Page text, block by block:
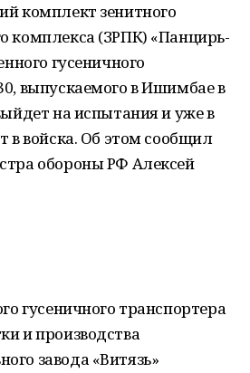
комплект зенитного
комплекса (ЗРПК) «Панцирь-
гусеничного
выпускаемого в Ишимбае в
на испытания и уже в
в войска. Об этом сообщил
обороны РФ Алексей
гусеничного транспортера
и производства
завода «Витязь»